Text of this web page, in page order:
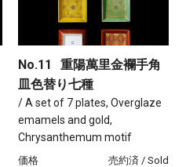
No.11
重陽萬里金襴手角
皿色替り七種
/ A set of 7 plates, Overglaze
emamels and gold,
Chrysanthemum motif
価格 売約済 / Sold